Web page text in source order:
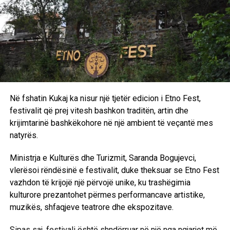
atëkohë”, ka thënë ajo. Ka shpjeguar se edhe kur dikush
shkonte në një koncert, të gjithë mblidheshin rreth tij për ta
pyetur si kishte qenë. Ka rrëfyer se vetë nuk kishte qenë
kurrë në një koncert para luftës.
“Për mua ishte shumë e rëndësishme të tregoja atë që
kemi kaluar, mënyrën se si njerëzit përpiqen të jetojnë
realitetin e tyre. Doja t’ia tregoja dhe t’ia rrëfeja këtë botës.
Por gjithashtu sepse mendoj se kjo histori lidhet me
shumë adoleshentë sot që ende jetojnë në zona konflikti,
fatkeqësisht”, ka deklaruar regjisorja për dramën e saj.
Filmi zhvillohet në periudhën e luftës së Kosovës, e cila
zgjati nga viti 1998 deri në vitin 1999, kur presidenti i
atëhershëm serb Slobodan Milosheviq ia hoqi Kosovës
statusin e vetëqeverisjes. Gjatë kësaj periudhe, shqiptarët
e Kosovës u përballën me shtypje të gjerë, ndërsa Ushtria
Çlirimtare e Kosovës luftoi kundër kontrollit jugosllav dhe
Në fshatin Kukaj ka nisur një tjetër edicion i Etno Fest,
festivalit që prej vitesh bashkon traditën, artin dhe
krijimtarinë bashkëkohore në një ambient të veçantë mes
natyrës.
Ministrja e Kulturës dhe Turizmit, Saranda Bogujevci,
vlerësoi rëndësinë e festivalit, duke theksuar se Etno Fest
vazhdon të krijojë një përvojë unike, ku trashëgimia
kulturore prezantohet përmes performancave artistike,
muzikës, shfaqjeve teatrore dhe ekspozitave.